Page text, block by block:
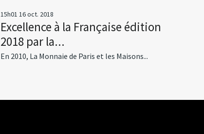
15h01 16oct. 2018
Excellence à la Française édition
2018 par la...
En 2010, La Monnaie de Paris et les Maisons...